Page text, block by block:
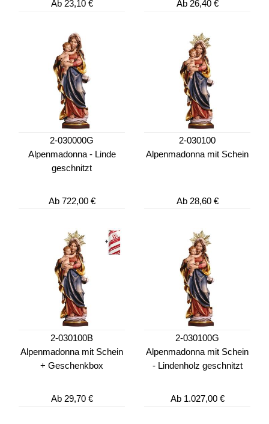
Ab23,10 € Ab26,40 €
2-030000G
Alpenmadonna - Linde
geschnitzt
Ab722,00 €
2-030100
Alpenmadonna mit Schein
Ab28,60 €
2-030100B
Alpenmadonna mit Schein
+ Geschenkbox
Ab29,70 €
2-030100G
Alpenmadonna mit Schein
- Lindenholz geschnitzt
Ab1.027,00 €